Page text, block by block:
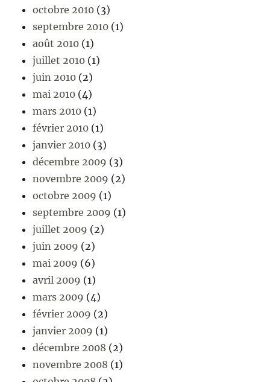
octobre 2010 (3)
septembre 2010 (1)
août 2010 (1)
juillet 2010 (1)
juin 2010 (2)
mai 2010 (4)
mars 2010 (1)
février 2010 (1)
janvier 2010 (3)
décembre 2009 (3)
novembre 2009 (2)
octobre 2009 (1)
septembre 2009 (1)
juillet 2009 (2)
juin 2009 (2)
mai 2009 (6)
avril 2009 (1)
mars 2009 (4)
février 2009 (2)
janvier 2009 (1)
décembre 2008 (2)
novembre 2008 (1)